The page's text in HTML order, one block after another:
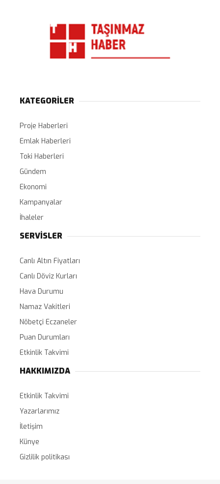
KATEGORİLER
Proje Haberleri
Emlak Haberleri
Toki Haberleri
Gündem
Ekonomi
Kampanyalar
İhaleler
SERVİSLER
Canlı Altın Fiyatları
Canlı Döviz Kurları
Hava Durumu
Namaz Vakitleri
Nöbetçi Eczaneler
Puan Durumları
Etkinlik Takvimi
HAKKIMIZDA
Etkinlik Takvimi
Yazarlarımız
İletişim
Künye
Gizlilik politikası